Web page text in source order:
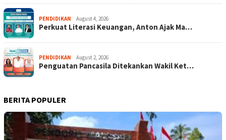
PENDIDIKAN August 4, 2026
Perkuat Literasi Keuangan, Anton Ajak Ma…
PENDIDIKAN August 2, 2026
Penguatan Pancasila Ditekankan Wakil Ket…
BERITA POPULER